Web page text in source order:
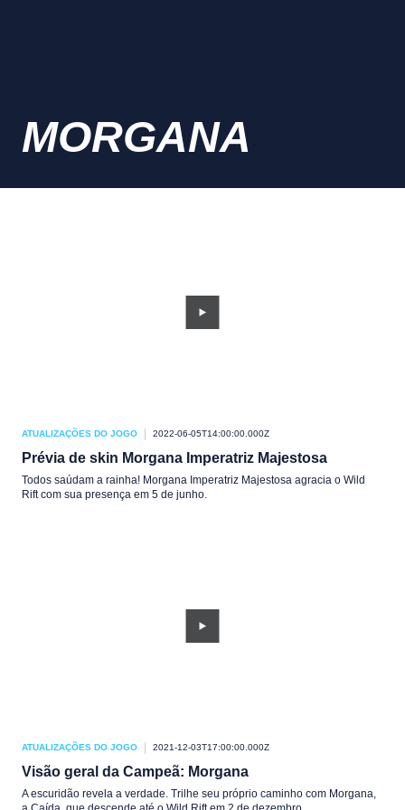
MORGANA
ATUALIZAÇÕES DO JOGO 2022-06-05T14:00:00.000Z
Prévia de skin Morgana Imperatriz Majestosa
Todos saúdam a rainha! Morgana Imperatriz Majestosa agracia o Wild
Rift com sua presença em 5 de junho.
ATUALIZAÇÕES DO JOGO 2021-12-03T17:00:00.000Z
Visão geral da Campeã: Morgana
A escuridão revela a verdade. Trilhe seu próprio caminho com Morgana,